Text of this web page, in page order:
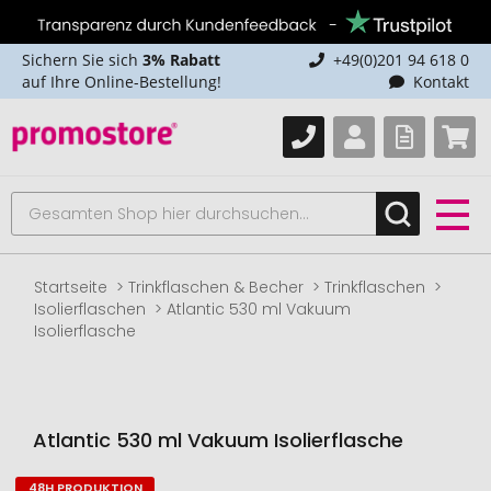
Sichern Sie sich 3% Rabatt
auf Ihre Online-Bestellung!
+49(0)201 94 618 0
Kontakt
Startseite Trinkflaschen & Becher
Trinkflaschen
Isolierflaschen
Atlantic 530 ml Vakuum
Isolierflasche
Atlantic 530 ml Vakuum Isolierflasche
48H PRODUKTION